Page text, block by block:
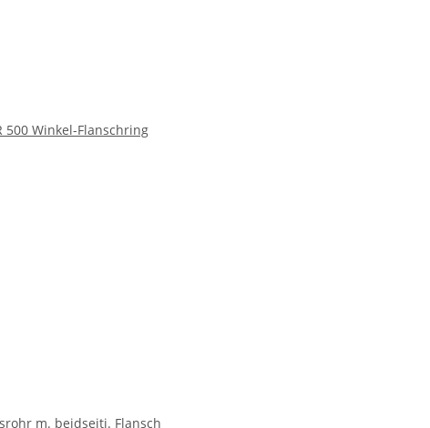
500 Winkel-Flanschring